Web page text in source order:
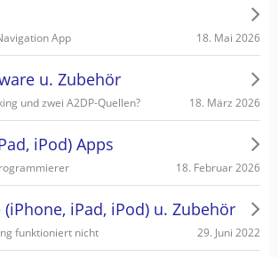
App 18. Mai 2026
u. Zubehör
und zwei A2DP-Quellen? 18. März 2026
iPod) Apps
18. Februar 2026
(iPhone, iPad, iPod) u. Zubehör
funktioniert nicht 29. Juni 2022